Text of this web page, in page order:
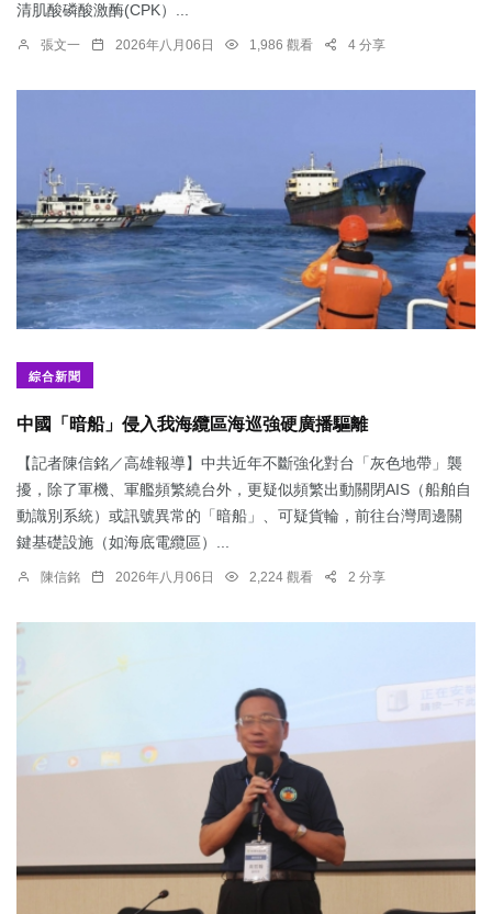
清肌酸磷酸激酶(CPK）...
張文一 2026年八月06日 1,986 觀看 4 分享
綜合新聞
中國「暗船」侵入我海纜區海巡強硬廣播驅離
【記者陳信銘／高雄報導】中共近年不斷強化對台「灰色地帶」襲
擾，除了軍機、軍艦頻繁繞台外，更疑似頻繁出動關閉AIS（船舶自
動識別系統）或訊號異常的「暗船」、可疑貨輪，前往台灣周邊關
鍵基礎設施（如海底電纜區）...
陳信銘 2026年八月06日 2,224 觀看 2 分享